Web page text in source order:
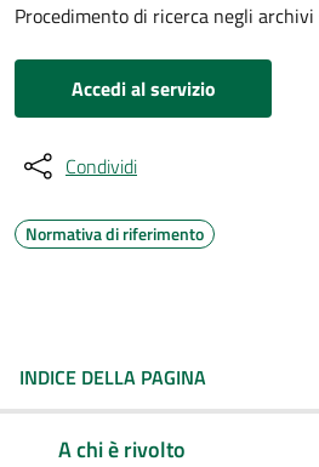
Procedimento di ricerca negli
Accedi al servizio
Condividi
Normativa di riferimento
INDICE DELLA PAGINA
A chi è rivolto